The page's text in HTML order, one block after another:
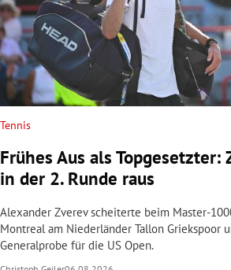
Untermenü
Untermenü
Untermenü
Untermenü
Untermenü
Untermenü
Tennis
Frühes Aus als Topgesetzter:
in der 2. Runde raus
Alexander Zverev scheiterte beim Master-
Montreal am Niederländer Tallon Griekspoor
Generalprobe für die US Open.